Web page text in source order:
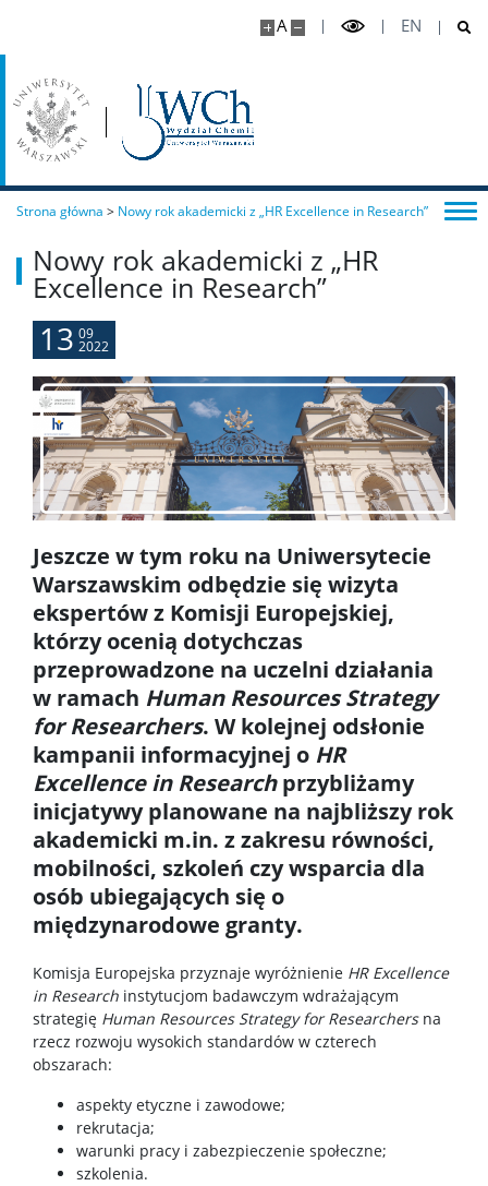
A EN
RadFarm
Doktoraty wdrożeniowe
Struktura
Regulaminy/zasady
Procedura przewodu doktorskiego
Ubezpieczenie zdrowotne
Dokumenty do pobrania
Pracownicy
Intranet
Spis pracowników
Strony prywatne
Badania i nauka
Zespoły badawcze
Seminaria
Konferencje
Stopnie i tytuły
Strona główna > Nowy rok akademicki z „HR Excellence in Research”
Nowy rok akademicki z „HR
Excellence in Research”
13 09
2022
Jeszcze w tym roku na Uniwersytecie
Warszawskim odbędzie się wizyta
ekspertów z Komisji Europejskiej,
którzy ocenią dotychczas
przeprowadzone na uczelni działania
w ramach Human Resources Strategy
for Researchers. W kolejnej odsłonie
kampanii informacyjnej o HR
Excellence in Researchprzybliżamy
inicjatywy planowane na najbliższy rok
akademicki m.in. z zakresu równości,
mobilności, szkoleń czy wsparcia dla
osób ubiegających się o
międzynarodowe granty.
Komisja Europejska przyznaje wyróżnienie HR Excellence
in Research instytucjom badawczym wdrażającym
strategię Human Resources Strategy for Researchersna
rzecz rozwoju wysokich standardów w czterech
obszarach:
aspekty etyczne i zawodowe;
rekrutacja;
warunki pracy i zabezpieczenie społeczne;
szkolenia.